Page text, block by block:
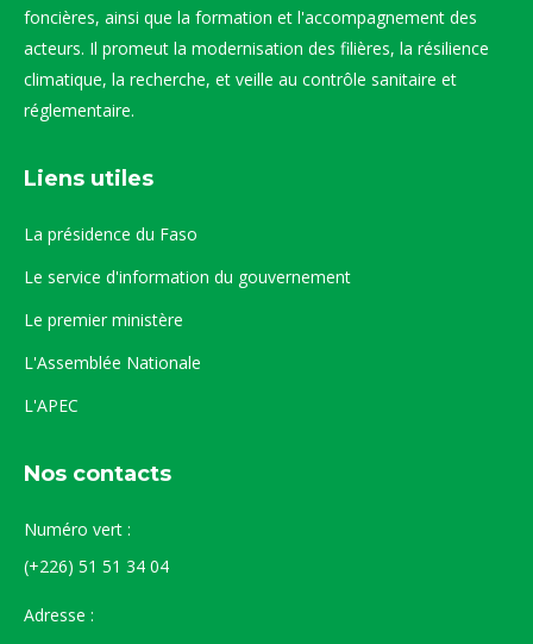
foncières, ainsi que la formation et l'accompagnement des
acteurs. Il promeut la modernisation des filières, la résilience
climatique, la recherche, et veille au contrôle sanitaire et
réglementaire.
Liens utiles
La présidence du Faso
Le service d'information du gouvernement
Le premier ministère
L'Assemblée Nationale
L'APEC
Nos contacts
Numéro vert :
(+226) 51 51 34 04
Adresse :